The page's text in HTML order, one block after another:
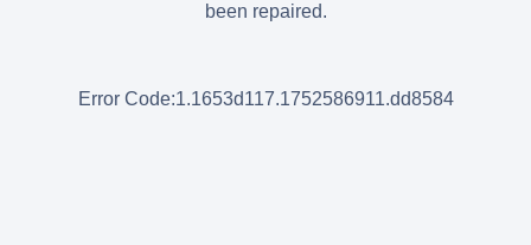
been repaired.
Error Code:1.1653d117.1752586911.dd8584